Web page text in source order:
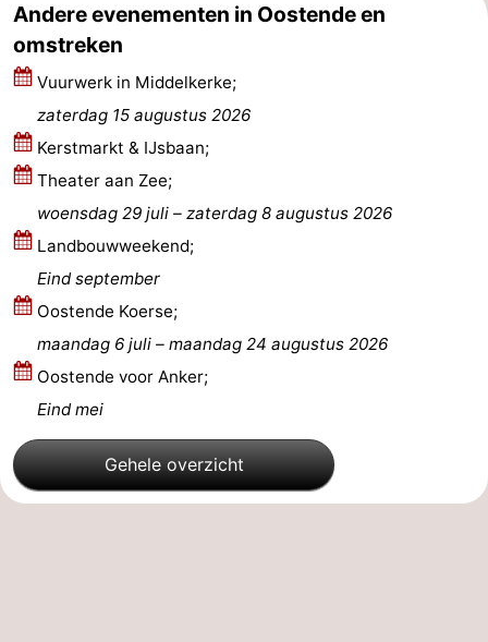
Koksijde
-
De
Panne
-
Natuur
Westhoek
Weer
Contact
Andere evenementen in Oostende en
omstreken
Vuurwerk in Middelkerke;
zaterdag 15 augustus 2026
Kerstmarkt & IJsbaan;
Theater aan Zee;
woensdag 29 juli –
zaterdag 8 augustus 2026
Landbouwweekend;
Eind september
Oostende Koerse;
maandag 6 juli – maandag 24 augustus 2026
Oostende voor Anker;
Eind mei
Gehele overzicht